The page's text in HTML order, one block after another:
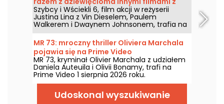
serii
Szybcy i Wściekli 6, film akcji w reżyserii
Justina Lina z Vin Dieselem, Paulem
Walkerem i Dwaynem Johnsonem, trafia na
Prime Video 1 sierpnia 2026 roku wraz z
kilkoma odsłonami serii.
MR 73: mroczny thriller Oliviera Marchala
pojawia się na Prime Video
MR 73, kryminał Olivier Marchala z udziałem
Daniela Auteuila i Olivii Bonamy, trafi na
Prime Video 1 sierpnia 2026 roku.
Udoskonal wyszukiwanie